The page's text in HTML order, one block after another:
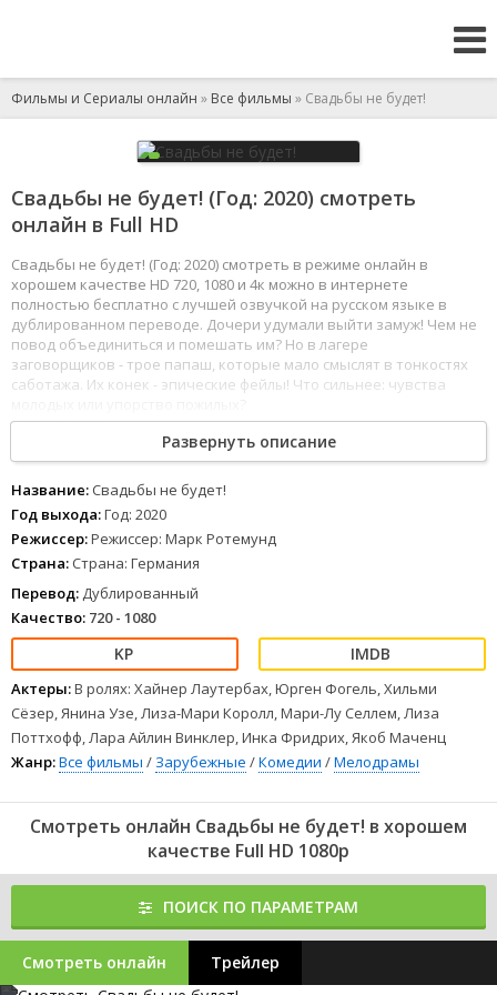
Фильмы и Сериалы онлайн » Все фильмы » Свадьбы не будет!
Свадьбы не будет! (Год: 2020) смотреть
онлайн в Full HD
Свадьбы не будет! (Год: 2020) смотреть в режиме онлайн в
хорошем качестве HD 720, 1080 и 4к можно в интернете
полностью бесплатно с лучшей озвучкой на русском языке в
дублированном переводе. Дочери удумали выйти замуж! Чем не
повод объединиться и помешать им? Но в лагере
заговорщиков - трое папаш, которые мало смыслят в тонкостях
саботажа. Их конек - эпические фейлы! Что сильнее: чувства
12345 678
Развернуть описание
Название: Свадьбы не будет!
Год выхода:Год: 2020
Режиссер:Режиссер: Марк Ротемунд
Страна: Страна: Германия
Перевод: Дублированный
Качество: 720 - 1080
Актеры:В ролях: Хайнер Лаутербах, Юрген Фогель, Хильми
Сёзер, Янина Узе, Лиза-Мари Королл, Мари-Лу Селлем, Лиза
Поттхофф, Лара Айлин Винклер, Инка Фридрих, Якоб Маченц
Жанр:Все фильмы / Зарубежные /Комедии /Мелодрамы
Смотреть онлайн Свадьбы не будет! в хорошем
качестве Full HD 1080p
ПОИСК ПО ПАРАМЕТРАМ
Смотреть онлайн Трейлер